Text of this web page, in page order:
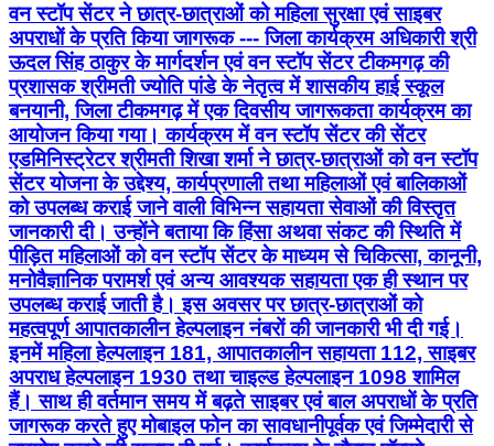
वन स्टॉप सेंटर ने छात्र-छात्राओं को महिला सुरक्षा एवं साइबर
अपराधों के प्रति किया जागरूक --- जिला कार्यक्रम अधिकारी श्री
ऊदल सिंह ठाकुर के मार्गदर्शन एवं वन स्टॉप सेंटर टीकमगढ़ की
प्रशासक श्रीमती ज्योति पांडे के नेतृत्व में शासकीय हाई स्कूल
बनयानी, जिला टीकमगढ़ में एक दिवसीय जागरूकता कार्यक्रम का
आयोजन किया गया। कार्यक्रम में वन स्टॉप सेंटर की सेंटर
एडमिनिस्ट्रेटर श्रीमती शिखा शर्मा ने छात्र-छात्राओं को वन स्टॉप
सेंटर योजना के उद्देश्य, कार्यप्रणाली तथा महिलाओं एवं बालिकाओं
को उपलब्ध कराई जाने वाली विभिन्न सहायता सेवाओं की विस्तृत
जानकारी दी। उन्होंने बताया कि हिंसा अथवा संकट की स्थिति में
पीड़ित महिलाओं को वन स्टॉप सेंटर के माध्यम से चिकित्सा, कानूनी,
मनोवैज्ञानिक परामर्श एवं अन्य आवश्यक सहायता एक ही स्थान पर
उपलब्ध कराई जाती है। इस अवसर पर छात्र-छात्राओं को
महत्वपूर्ण आपातकालीन हेल्पलाइन नंबरों की जानकारी भी दी गई।
इनमें महिला हेल्पलाइन 181, आपातकालीन सहायता 112, साइबर
अपराध हेल्पलाइन 1930 तथा चाइल्ड हेल्पलाइन 1098 शामिल
हैं। साथ ही वर्तमान समय में बढ़ते साइबर एवं बाल अपराधों के प्रति
जागरूक करते हुए मोबाइल फोन का सावधानीपूर्वक एवं जिम्मेदारी से